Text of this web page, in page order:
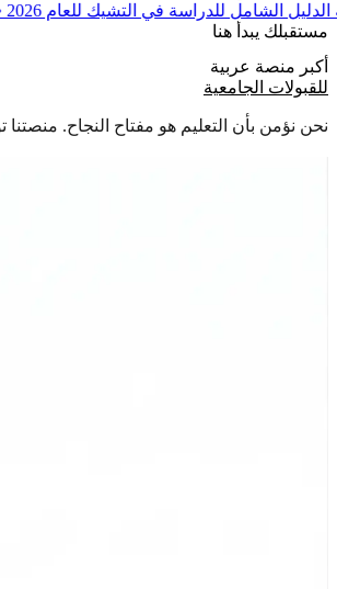
في التشيك للعام 2026
• مقالة الدليل الشامل
مستقبلك يبدأ هنا
أكبر منصة عربية
للقبولات الجامعية
نحن نؤمن بأن التعليم هو مفتاح النجاح.